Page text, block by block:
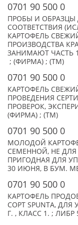
0701 90 500 0
ПРОБЫ И ОБРАЗЦЫ
СООТВЕТСТВИЯ
КАРТОФЕЛЬ
ПРОИЗВОДСТВА
ЗАНИМАЮТ ЧАСТЬ
; (ФИРМА) ; (TM)
0701 90 500 0
КАРТОФЕЛЬ
ПРОВЕДЕНИЯ
ПРОВЕРОК,
(ФИРМА) ; (TM)
0701 90 500 0
МОЛОДОЙ
СЕМЕННОЙ, НЕ
ПРИГОДНАЯ ДЛЯ
30 ИЮНЯ, В БУМ.
0701 90 500 0
КАРТОФЕЛЬ
СОРТ SPUNTA,
Г. , КЛАСС 1. ; ЛИБР